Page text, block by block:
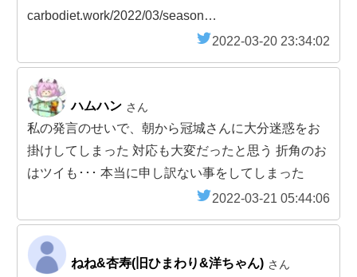
carbodiet.work/2022/03/season…
2022-03-20 23:34:02
ハムハン さん
私の発言のせいで、朝から冠城さんに大分迷惑をお
掛けしてしまった 対応も大変だったと思う 折角のお
はツイも･･･ 本当に申し訳ない事をしてしまった
2022-03-21 05:44:06
ねね&杏寿(旧ひまわり&洋ちゃん) さん